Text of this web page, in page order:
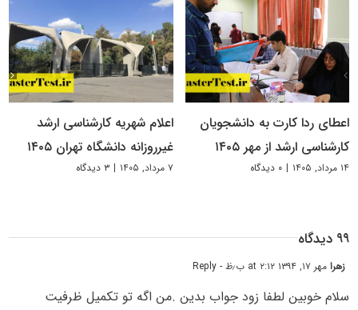
اعطای ردا کارت به دانشجویان
کارشناسی ارشد از مهر ۱۴۰۵
۱۴ مرداد, ۱۴۰۵ | ۰ دیدگاه
اعلام شهریه کارشناسی ارشد
غیرروزانه دانشگاه تهران ۱۴۰۵
۷ مرداد, ۱۴۰۵ | ۳ دیدگاه
۹۹ دیدگاه
زهرامهر ۱۷, ۱۳۹۴ at ۲:۱۲ ب٫ظ - Reply
سلام خوبین لطفا زود جواب بدین .من اگه تو تکمیل ظرفیت